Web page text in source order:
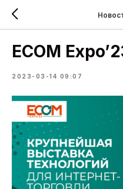
ECOM
2023-03-14 09:07